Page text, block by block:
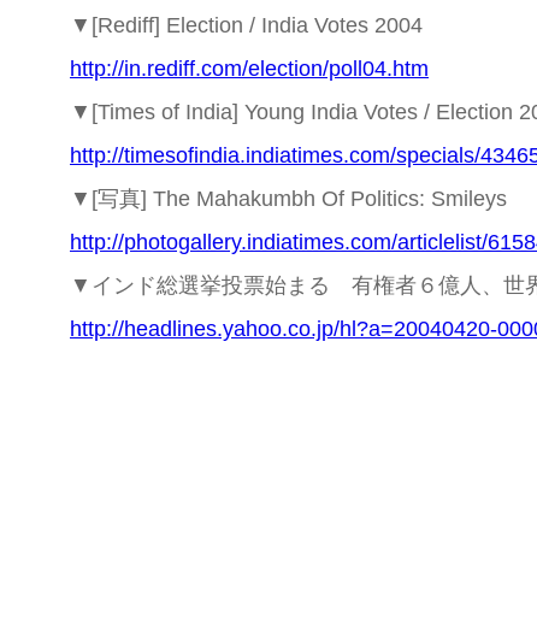
▼[Rediff] Election / India Votes 2004
http://in.rediff.com/election/poll04.htm
▼[Times of India] Young India Votes / Election
http://timesofindia.indiatimes.com/specials/
▼[写真] The Mahakumbh Of Politics: Smileys
http://photogallery.indiatimes.com/articlelist/
▼インド総選挙投票始まる 有権者６億人、世
http://headlines.yahoo.co.jp/hl?a=20040420-